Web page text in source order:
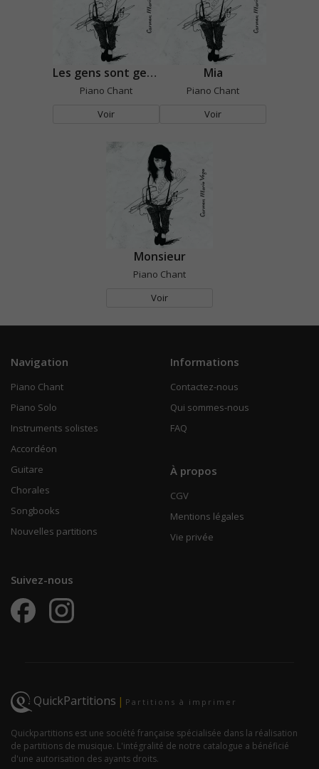
Les gens sont gentils
Piano Chant
Voir
Mia
Piano Chant
Voir
Monsieur
Piano Chant
Voir
Navigation
Piano Chant
Piano Solo
Instruments solistes
Accordéon
Guitare
Chorales
Songbooks
Nouvelles partitions
Informations
Contactez-nous
Qui sommes-nous
FAQ
À propos
CGV
Mentions légales
Vie privée
Suivez-nous
QuickPartitions | Partitions à imprimer
Quickpartitions est une société française spécialisée dans la réalisation
de partitions de musique. L'intégralité de notre catalogue a bénéficié
d'une autorisation des ayants droits.